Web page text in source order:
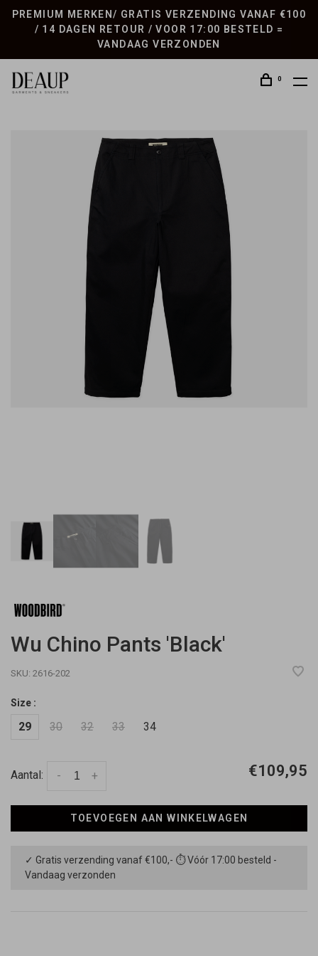
PREMIUM MERKEN/ GRATIS VERZENDING VANAF €100
/ 14 DAGEN RETOUR / VOOR 17:00 BESTELD =
VANDAAG VERZONDEN
0
Wu Chino Pants 'Black'
SKU: 2616-202
Size :
29 30 32 33 34
Aantal: +
- €109,95
TOEVOEGEN AAN WINKELWAGEN
✓ Gratis verzending vanaf €100,- ⏱ Vóór 17:00 besteld -
Vandaag verzonden